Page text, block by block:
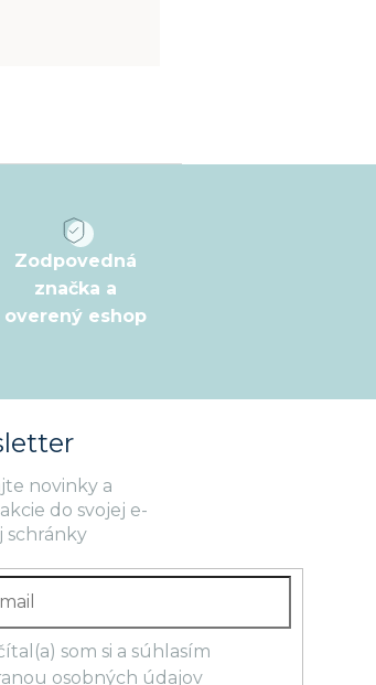
Zodpovedná
značka a
overený eshop
novinky a
do svojej e-
schránky
som si a súhlasím
osobných údajov